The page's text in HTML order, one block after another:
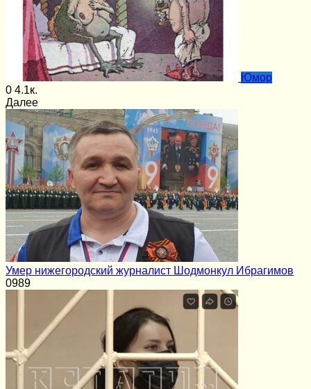
Юмор
0 4.1к.
Далее
Умер нижегородский журналист Шодмонкул Ибрагимов
0989